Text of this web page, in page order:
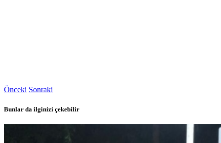
Önceki Sonraki
Bunlar da ilginizi çekebilir